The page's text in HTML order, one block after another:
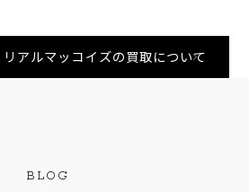
アルマッコイズの買取について
BLOG